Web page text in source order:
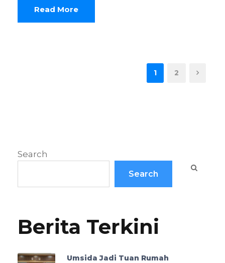
Read More
1 2
Search
Search
Berita Terkini
Umsida Jadi Tuan Rumah